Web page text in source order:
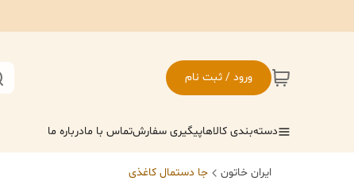
ورود / ثبت نام
دسته‌بندی کالاهاپیگیری سفارشتماس با مادرباره ما
ایران خاتون جا دستمال کاغذی